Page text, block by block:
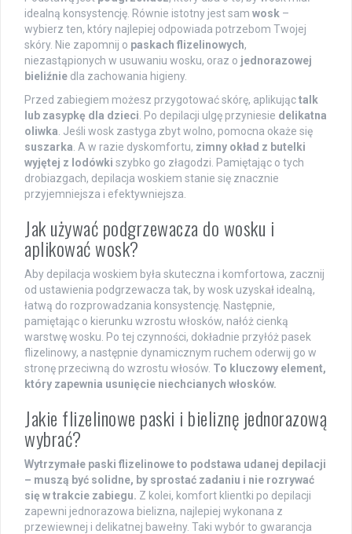
idealną konsystencję. Równie istotny jest sam wosk –
wybierz ten, który najlepiej odpowiada potrzebom Twojej
skóry. Nie zapomnij o paskach flizelinowych,
niezastąpionych w usuwaniu wosku, oraz o jednorazowej
bieliźnie dla zachowania higieny.
Przed zabiegiem możesz przygotować skórę, aplikująctalk
lub zasypkę dla dzieci . Po depilacji ulgę przyniesie delikatna
oliwka . Jeśli wosk zastyga zbyt wolno, pomocna okaże się
suszarka . A w razie dyskomfortu, zimny okład z butelki
wyjętej z lodówki szybko go złagodzi. Pamiętając o tych
drobiazgach, depilacja woskiem stanie się znacznie
przyjemniejsza i efektywniejsza.
Jak używać podgrzewacza do wosku i
aplikować wosk?
Aby depilacja woskiem była skuteczna i komfortowa, zacznij
od ustawienia podgrzewacza tak, by wosk uzyskał idealną,
łatwą do rozprowadzania konsystencję. Następnie,
pamiętając o kierunku wzrostu włosków, nałóż cienką
warstwę wosku. Po tej czynności, dokładnie przyłóż pasek
flizelinowy, a następnie dynamicznym ruchem oderwij go w
stronę przeciwną do wzrostu włosów. To kluczowy element,
który zapewnia usunięcie niechcianych włosków.
Jakie flizelinowe paski i bieliznę jednorazową
wybrać?
Wytrzymałe paski flizelinowe to podstawa udanej depilacji
– muszą być solidne, by sprostać zadaniu i nie rozrywać
się w trakcie zabiegu. Z kolei, komfort klientki po depilacji
zapewni jednorazowa bielizna, najlepiej wykonana z
przewiewnej i delikatnej bawełny. Taki wybór to gwarancja